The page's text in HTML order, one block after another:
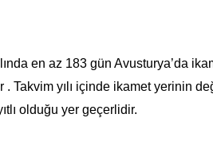
en az 183 gün Avusturya’da
. Takvim yılı içinde ikamet yerinin
olduğu yer geçerlidir.